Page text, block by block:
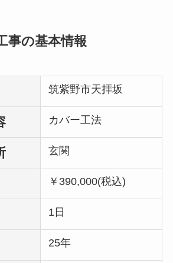
事の基本情報
筑紫野市天拝坂
カバー工法
玄関
￥390,000(税込)
1日
25年